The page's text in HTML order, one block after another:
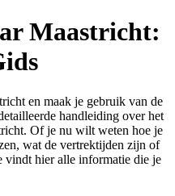
Maastricht:
en maak je gebruik van de
handleiding over het
Of je nu wilt weten hoe je
wat de vertrektijden zijn of
vindt hier alle informatie die je